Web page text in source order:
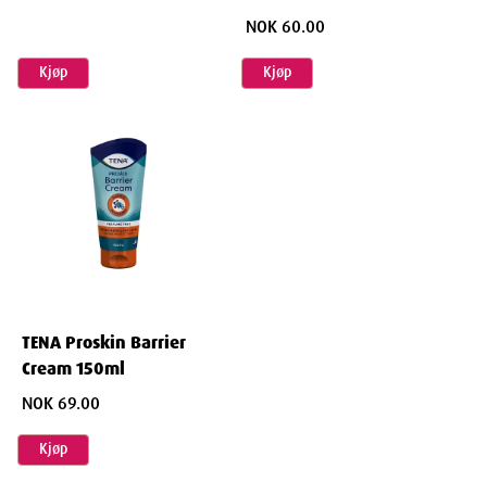
Kjøp
NOK 60.00
Kjøp
TENA Proskin Barrier
Cream 150ml
NOK 69.00
Kjøp